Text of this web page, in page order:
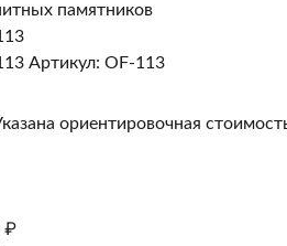
памятников
Артикул: OF-113
ориентировочная
₽